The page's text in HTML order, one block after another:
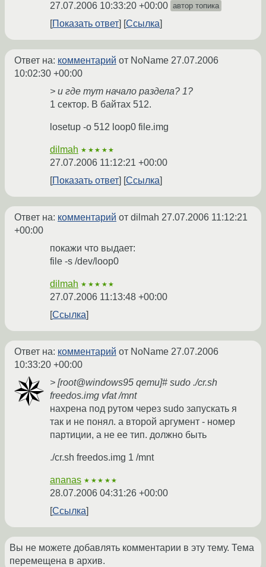
27.07.2006 10:33:20 +00:00 автор топика
Показать ответ Ссылка
Ответ на: комментарий от NoName 27.07.2006
10:02:30 +00:00
> и где тут начало раздела? 1?
1 сектор. В байтах 512.
losetup -o 512 loop0 file.img
dilmah ★★★★★
27.07.2006 11:12:21 +00:00
Показать ответ
Ссылка
Ответ на: комментарий от dilmah 27.07.2006 11:12:21
+00:00
покажи что выдает:
file -s /dev/loop0
dilmah ★★★★★
27.07.2006 11:13:48 +00:00
Ссылка
Ответ на: комментарий от NoName 27.07.2006
10:33:20 +00:00
> [root@windows95 qemu]# sudo ./cr.sh
freedos.img vfat /mnt
нахрена под рутом через sudo запускать я
так и не понял. а второй аргумент - номер
партиции, а не ее тип. должно быть
./cr.sh freedos.img 1 /mnt
ananas ★★★★★
28.07.2006 04:31:26 +00:00
Ссылка
Вы не можете добавлять комментарии в эту тему. Тема
перемещена в архив.